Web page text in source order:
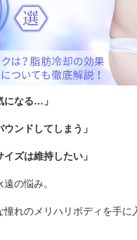
になる…」
ウンドしてしまう」
イズは維持したい」
の悩み。
憧れのメリハリボディを手に